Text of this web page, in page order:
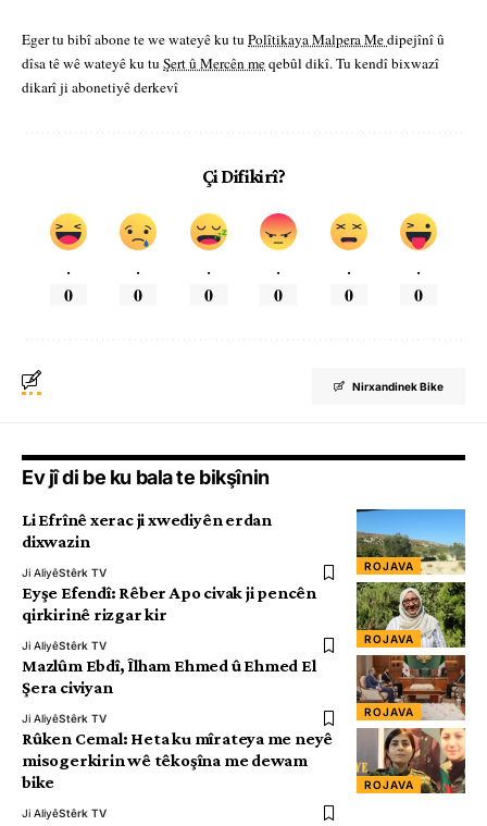
Eger tu bibî abone te we wateyê ku tu Polîtikaya Malpera Medipejînî û
dîsa tê wê wateyê ku tu Şert û Mercên meqebûl dikî. Tu kendî bixwazî
dikarî ji abonetiyê derkevî
Çi Difikirî?
.
0
.
0
.
0
.
0
.
0
.
0
Nirxandinek Bike
Ev jî di be ku bala te bikşînin
ROJAVA
Li Efrînê xerac ji xwediyên erdan
dixwazin
Ji AliyêStêrk TV
ROJAVA
Eyşe Efendî: Rêber Apo civak ji pencên
qirkirinê rizgar kir
Ji AliyêStêrk TV
ROJAVA
Mazlûm Ebdî, Îlham Ehmed û Ehmed El
Şera civiyan
Ji AliyêStêrk TV
ROJAVA
Rûken Cemal: Heta ku mîrateya me neyê
misogerkirin wê têkoşîna me dewam
bike
Ji AliyêStêrk TV